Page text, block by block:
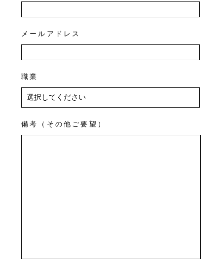
メールアドレス
職業
備考（その他ご要望）